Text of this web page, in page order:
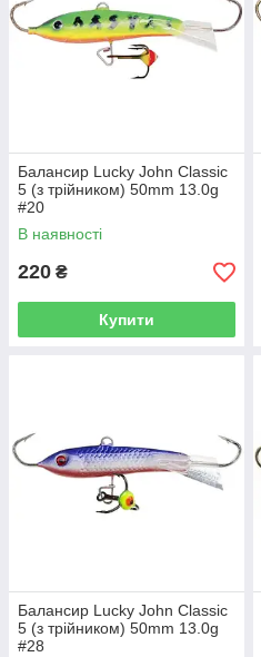
Балансир Lucky John Classic
5 (з трійником) 50mm 13.0g
#20
В наявності
220 ₴
Купити
Балансир Lucky John Classic
5 (з трійником) 50mm 13.0g
#28